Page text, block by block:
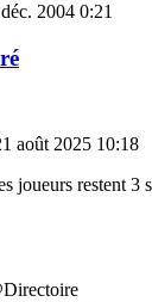
2004 0:21
août 2025 10:18
joueurs restent 3